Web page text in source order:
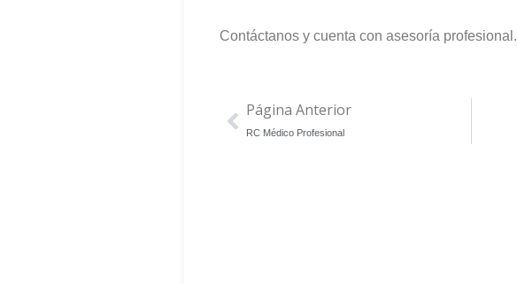
Contáctanos y cuenta con asesoría profesional.
Página Anterior
RC Médico Profesional